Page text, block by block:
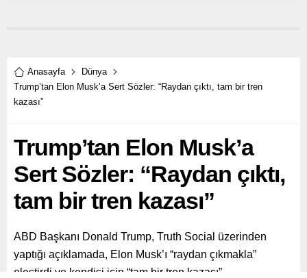
Anasayfa
Dünya
Trump’tan Elon Musk’a Sert Sözler: “Raydan çıktı, tam bir tren
kazası”
Trump’tan Elon Musk’a
Sert Sözler: “Raydan çıktı,
tam bir tren kazası”
ABD Başkanı Donald Trump, Truth Social üzerinden
yaptığı açıklamada, Elon Musk’ı “raydan çıkmakla”
eleştirdi ve kendisi için “tam bir tren kazası”